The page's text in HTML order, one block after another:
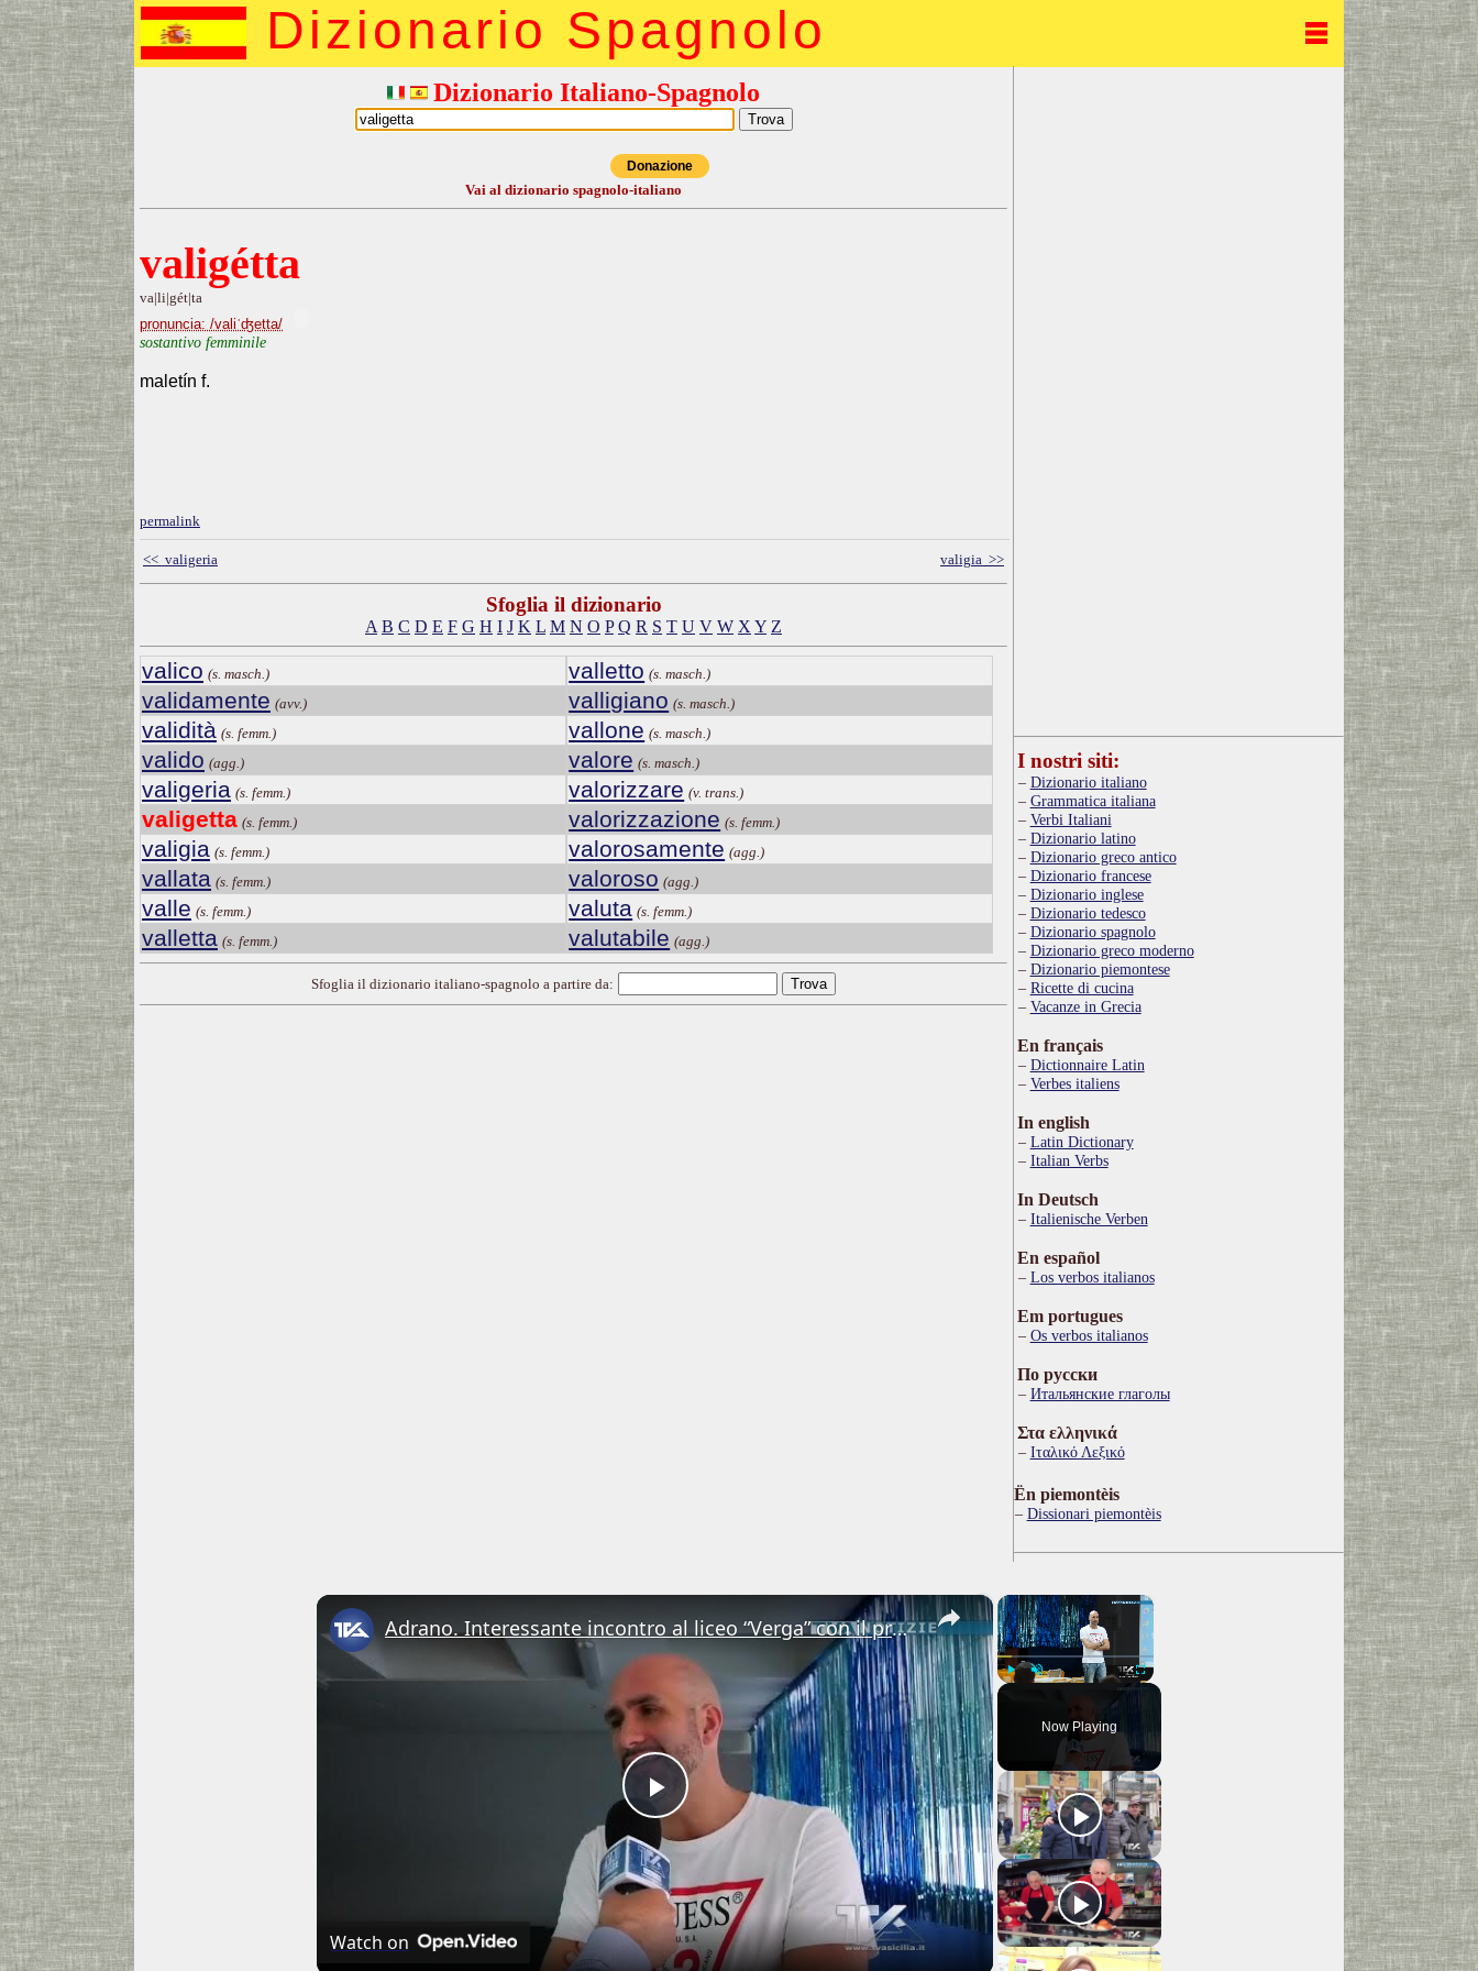
Dizionario Spagnolo
Dizionario Italiano-Spagnolo
Donazione
Vai al dizionario spagnolo-italiano
valigétta
va|li|gét|ta
pronuncia: /valiˈʤetta/
sostantivo femminile
maletín f.
permalink
<< valigeria valigia >>
Sfoglia il dizionario
A B C D E F G H I J K L M N O P Q R S T U V W X Y Z
valico (s. masch.)
validamente (avv.)
validità (s. femm.)
valido (agg.)
valigeria (s. femm.)
valigetta (s. femm.)
valigia (s. femm.)
vallata (s. femm.)
valle (s. femm.)
valletta (s. femm.)
valletto (s. masch.)
valligiano (s. masch.)
vallone (s. masch.)
valore (s. masch.)
valorizzare (v. trans.)
valorizzazione (s. femm.)
valorosamente (agg.)
valoroso (agg.)
valuta (s. femm.)
valutabile (agg.)
Sfoglia il dizionario italiano-spagnolo a partire da:
I nostri siti:
Dizionario italiano
Grammatica italiana
Verbi Italiani
Dizionario latino
Dizionario greco antico
Dizionario francese
Dizionario inglese
Dizionario tedesco
Dizionario spagnolo
Dizionario greco moderno
Dizionario piemontese
Ricette di cucina
Vacanze in Grecia
En français
Dictionnaire Latin
Verbes italiens
In english
Latin Dictionary
Italian Verbs
In Deutsch
Italienische Verben
En español
Los verbos italianos
Em portugues
Os verbos italianos
По русски
Итальянские глаголы
Στα ελληνικά
Ιταλικό Λεξικό
Ën piemontèis
Dissionari piemontèis
×
Fullscreen
Now Playing
×
Play
Video
Adrano. Interessante incontro al liceo “Verga” con il prof. Fabio Gamberini. Studenti del Linguistic
Watch on